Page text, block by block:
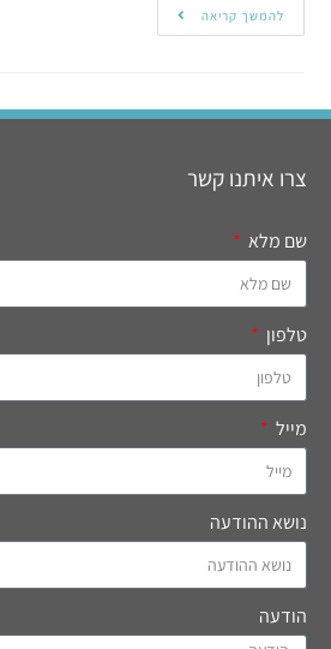
להמשך קריאה
צרו איתנו קשר
שם מלא
טלפון
מייל
נושא ההודעה
הודעה